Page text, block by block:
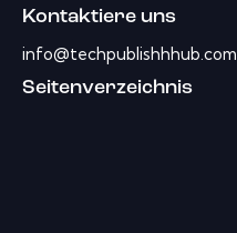
Kontaktiere uns
info@techpublishhhub.com
Seitenverzeichnis